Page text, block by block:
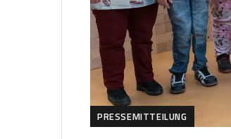
PRESSEMITTEILUNG